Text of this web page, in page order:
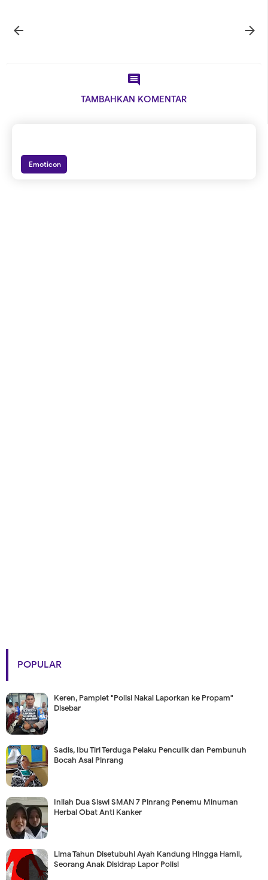
 

TAMBAHKAN KOMENTAR
Emoticon
POPULAR
Keren, Pamplet "Polisi Nakal Laporkan ke Propam"
Disebar
Sadis, Ibu Tiri Terduga Pelaku Penculik dan Pembunuh
Bocah Asal Pinrang
Inilah Dua Siswi SMAN 7 Pinrang Penemu Minuman
Herbal Obat Anti Kanker
Lima Tahun Disetubuhi Ayah Kandung Hingga Hamil,
Seorang Anak Disidrap Lapor Polisi